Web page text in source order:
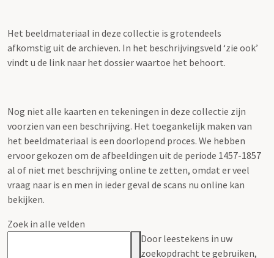
Het beeldmateriaal in deze collectie is grotendeels
afkomstig uit de archieven. In het beschrijvingsveld ‘zie ook’
vindt u de link naar het dossier waartoe het behoort.
Nog niet alle kaarten en tekeningen in deze collectie zijn
voorzien van een beschrijving. Het toegankelijk maken van
het beeldmateriaal is een doorlopend proces. We hebben
ervoor gekozen om de afbeeldingen uit de periode 1457-1857
al of niet met beschrijving online te zetten, omdat er veel
vraag naar is en men in ieder geval de scans nu online kan
bekijken.
Zoek in alle velden
Door leestekens in uw
zoekopdracht te gebruiken,